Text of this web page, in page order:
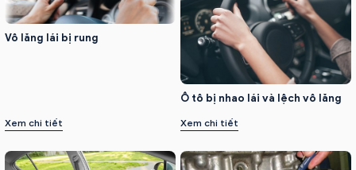
Vô lăng lái bị rung
Xem chi tiết
Ô tô bị nhao lái và lệch vô lăng
Xem chi tiết